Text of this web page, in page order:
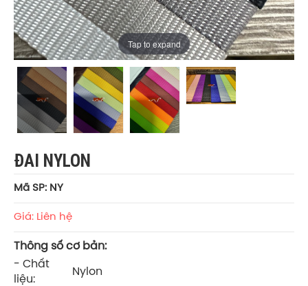
Tap to expand
ĐAI NYLON
Mã SP: NY
Giá: Liên hệ
Thông số cơ bản:
- Chất
liệu:
Nylon